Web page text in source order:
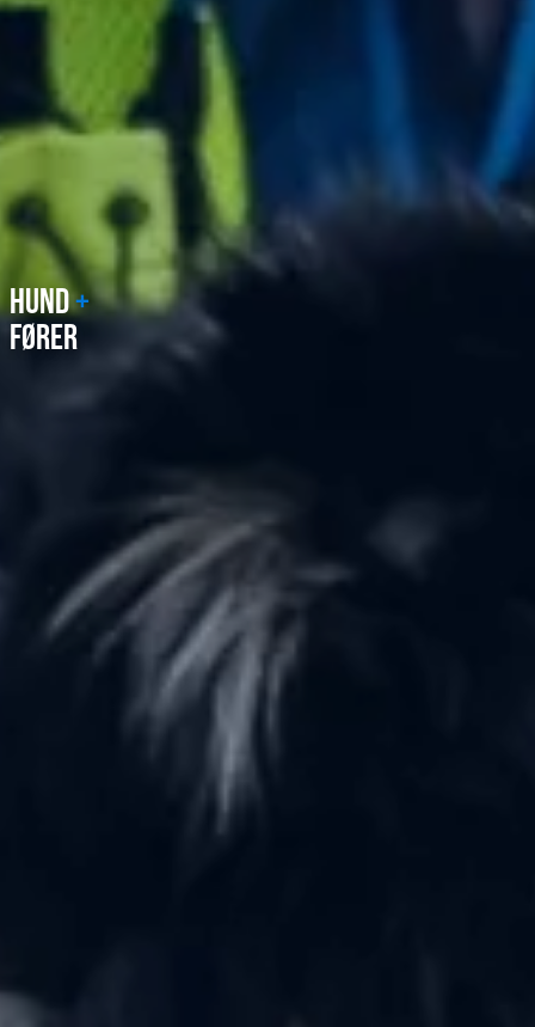
HUND+
FØRER